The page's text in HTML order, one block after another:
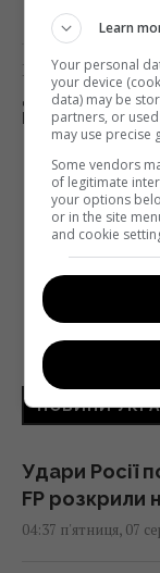
Попередня
ДЕРЖКІНО ТА
ПРОГРАМУ
НОВИНИ
Удари Росії
FP розкрили
04:37 п'ятниця, 07
Learn
Your personal
your device
data) may be
partners, or
may use precise
Some vendors
of legitimate
your options
or in the site
and cookie